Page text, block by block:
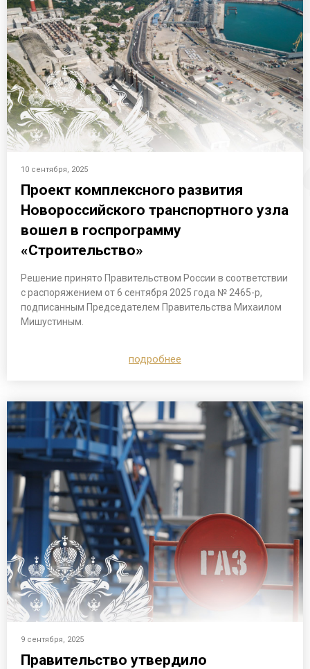
10 сентября, 2025
Проект комплексного развития
Новороссийского транспортного узла
вошел в госпрограмму
«Строительство»
Решение принято Правительством России в соответствии
с распоряжением от 6 сентября 2025 года № 2465-р,
подписанным Председателем Правительства Михаилом
Мишустиным.
подробнее
9 сентября, 2025
Правительство утвердило